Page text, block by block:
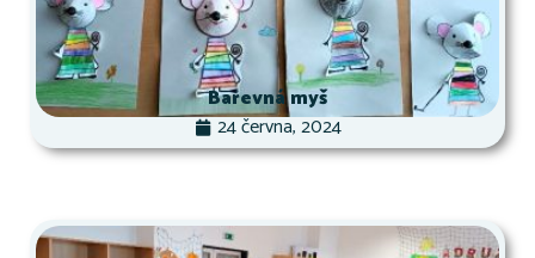
Barevná myš
24 června, 2024